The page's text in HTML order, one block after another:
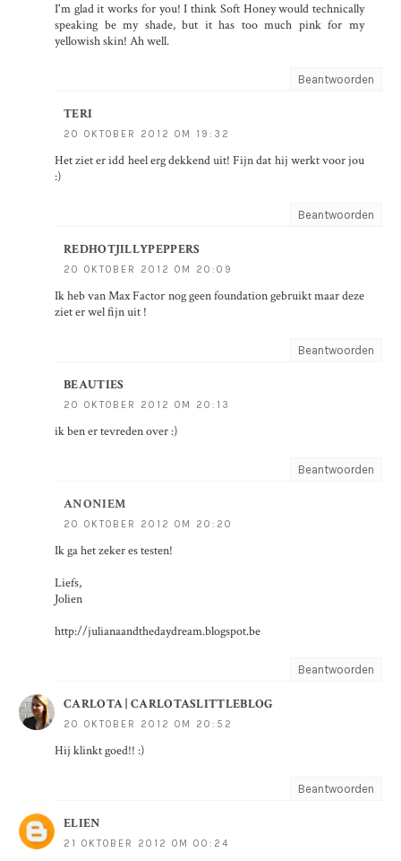
I'm glad it works for you! I think Soft Honey would technically
speaking be my shade, but it has too much pink for my
yellowish skin! Ah well.
Beantwoorden
TERI
20 OKTOBER 2012 OM 19:32
Het ziet er idd heel erg dekkend uit! Fijn dat hij werkt voor jou
:)
Beantwoorden
REDHOTJILLYPEPPERS
20 OKTOBER 2012 OM 20:09
Ik heb van Max Factor nog geen foundation gebruikt maar deze
ziet er wel fijn uit !
Beantwoorden
BEAUTIES
20 OKTOBER 2012 OM 20:13
ik ben er tevreden over :)
Beantwoorden
ANONIEM
20 OKTOBER 2012 OM 20:20
Ik ga het zeker es testen!
Liefs,
Jolien
http://julianaandthedaydream.blogspot.be
Beantwoorden
CARLOTA | CARLOTASLITTLEBLOG
20 OKTOBER 2012 OM 20:52
Hij klinkt goed!! :)
Beantwoorden
ELIEN
21 OKTOBER 2012 OM 00:24